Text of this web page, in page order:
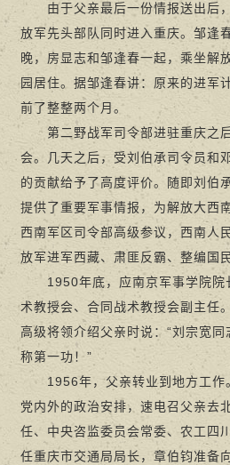
由于父亲最后一份情报送出后，
放军先头部队同时进入重庆。邹逢
晚，房显志和邹逢春一起，乘坐解
园居住。据邹逢春讲：原来的进军
前了整整两个月。
第二野战军司令部进驻重庆之后
会。几天之后，受刘伯承司令员和
的贡献给予了高度评价。随即刘伯
提供了重要军事情报，为解放大西
西南军区司令部高级参议，西南人
放军进军西藏、肃匪反霸、整编国
1950年底，应南京军事学院院
术教授会、合同战术教授会副主任
高级将领介绍父亲时说：“刘宗宽
称第一功！”
1956年，父亲转业到地方工作
党内外的政治安排，速电召父亲去
任、中央咨监委员会常委、农工四
任重庆市交通局局长，章伯钧准备